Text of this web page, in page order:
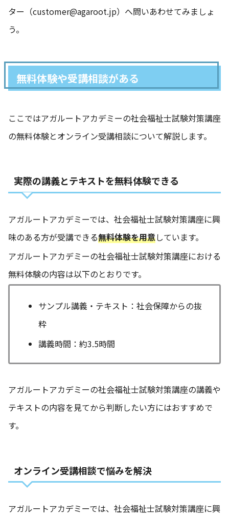
ター（customer@agaroot.jp）へ問いあわせてみましょ
う。
無料体験や受講相談がある
ここではアガルートアカデミーの社会福祉士試験対策講座
の無料体験とオンライン受講相談について解説します。
実際の講義とテキストを無料体験できる
アガルートアカデミーでは、社会福祉士試験対策講座に興
味のある方が受講できる無料体験を用意しています。
アガルートアカデミーの社会福祉士試験対策講座における
無料体験の内容は以下のとおりです。
サンプル講義・テキスト：社会保障からの抜
粋
講義時間：約3.5時間
アガルートアカデミーの社会福祉士試験対策講座の講義や
テキストの内容を見てから判断したい方にはおすすめで
す。
オンライン受講相談で悩みを解決
アガルートアカデミーでは、社会福祉士試験対策講座に興